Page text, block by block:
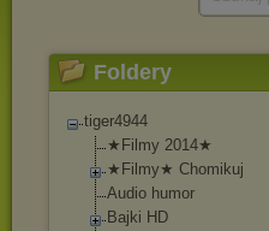
Foldery
tiger4944
★Filmy 2014★
★Filmy★ Chomikuj
Audio humor
Bajki HD